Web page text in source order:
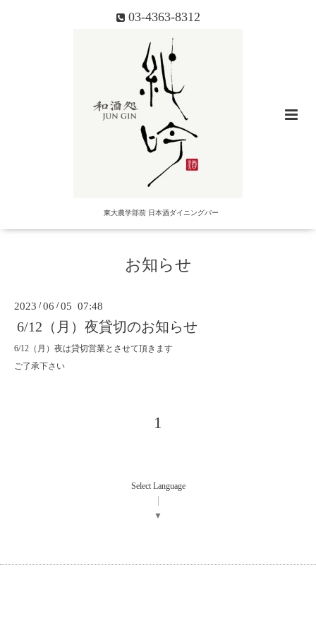
03-4363-8312
東大農学部前 日本酒ダイニングバー
お知らせ
2023 /06 /05 07:48
6/12（月）夜貸切のお知らせ
6/12（月）夜は貸切営業とさせて頂きます
ご了承下さい
1
Select Language
▼